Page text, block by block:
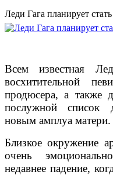
Леди Гага планирует
Всем известная
восхитительной
продюсера, а также
послужной список
новым амплуа матери.
Близкое окружение
очень
недавнее падение,